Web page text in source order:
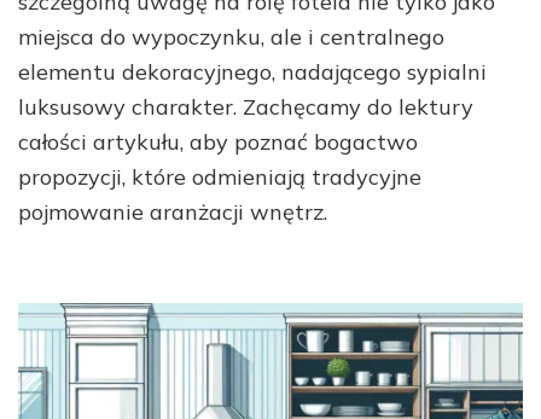
miejsca do wypoczynku, ale i centralnego
elementu dekoracyjnego, nadającego sypialni
luksusowy charakter. Zachęcamy do lektury
całości artykułu, aby poznać bogactwo
propozycji, które odmieniają tradycyjne
pojmowanie aranżacji wnętrz.